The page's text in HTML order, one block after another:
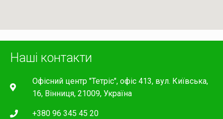
Наші контакти
Офісний центр "Тетріс", офіс 413, вул. Київська,
16, Вінниця, 21009, Україна
+380 96 345 45 20